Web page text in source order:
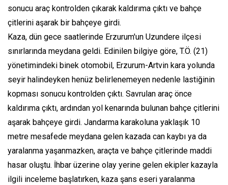
sonucu araç kontrolden çıkarak kaldırıma çıktı ve bahçe
çitlerini aşarak bir bahçeye girdi.
Kaza, dün gece saatlerinde Erzurum'un Uzundere ilçesi
sınırlarında meydana geldi. Edinilen bilgiye göre, T.Ö. (21)
yönetimindeki binek otomobil, Erzurum-Artvin kara yolunda
seyir halindeyken henüz belirlenemeyen nedenle lastiğinin
kopması sonucu kontrolden çıktı. Savrulan araç önce
kaldırıma çıktı, ardından yol kenarında bulunan bahçe çitlerini
aşarak bahçeye girdi. Jandarma karakoluna yaklaşık 10
metre mesafede meydana gelen kazada can kaybı ya da
yaralanma yaşanmazken, araçta ve bahçe çitlerinde maddi
hasar oluştu. İhbar üzerine olay yerine gelen ekipler kazayla
ilgili inceleme başlatırken, kaza şans eseri yaralanma